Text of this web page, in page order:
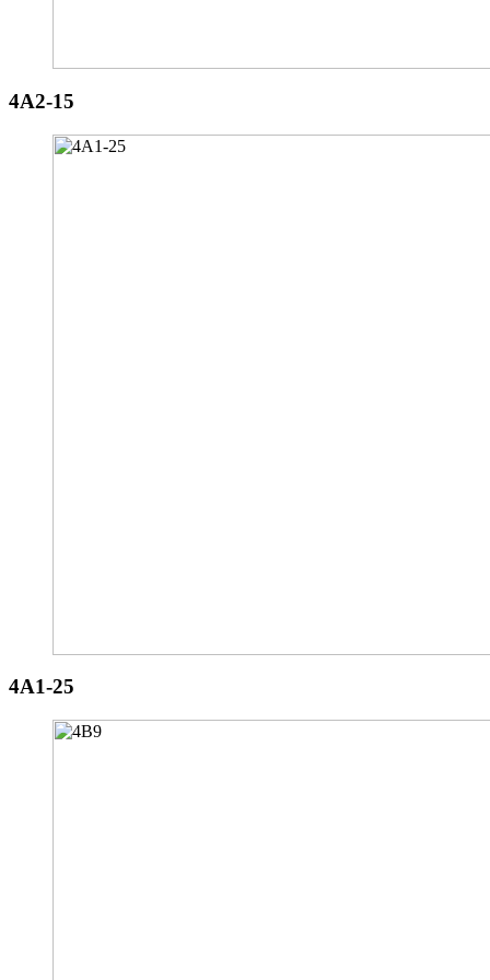
4A2-15
4A1-25